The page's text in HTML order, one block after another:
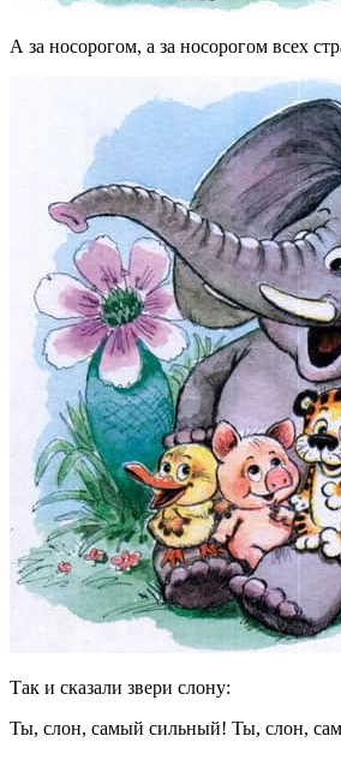
А за носорогом, а за носорогом
Так и сказали звери слону:
Ты, слон, самый сильный! Ты, слон,